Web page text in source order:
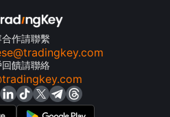
合作請聯繫
回饋請聯絡